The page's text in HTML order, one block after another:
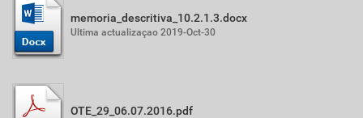
memoria_descritiva_10.2.1.3.docx
Ultima actualizaçao 2019-Oct-30
OTE_29_06.07.2016.pdf